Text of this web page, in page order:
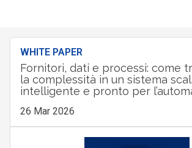
WHITE PAPER
Fornitori, dati e processi: come
la complessità in un sistema
intelligente e pronto per
26 Mar 2026